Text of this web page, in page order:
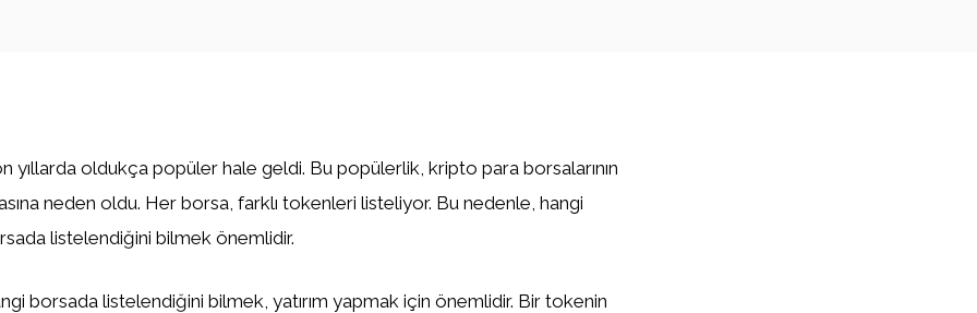
yıllarda oldukça popüler hale geldi. Bu popülerlik, kripto para borsalarının
neden oldu. Her borsa, farklı tokenleri listeliyor. Bu nedenle, hangi
listelendiğini bilmek önemlidir.
borsada listelendiğini bilmek, yatırım yapmak için önemlidir. Bir tokenin